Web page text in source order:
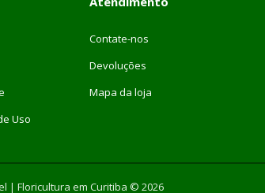
Uso
Contate-nos
Devoluções
Mapa da loja
| Floricultura em Curitiba © 2026